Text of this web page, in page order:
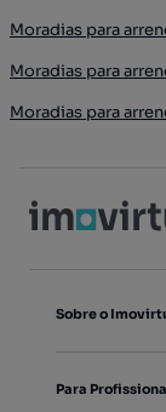
Moradias para
Moradias para
Moradias para
Sobre o
Para